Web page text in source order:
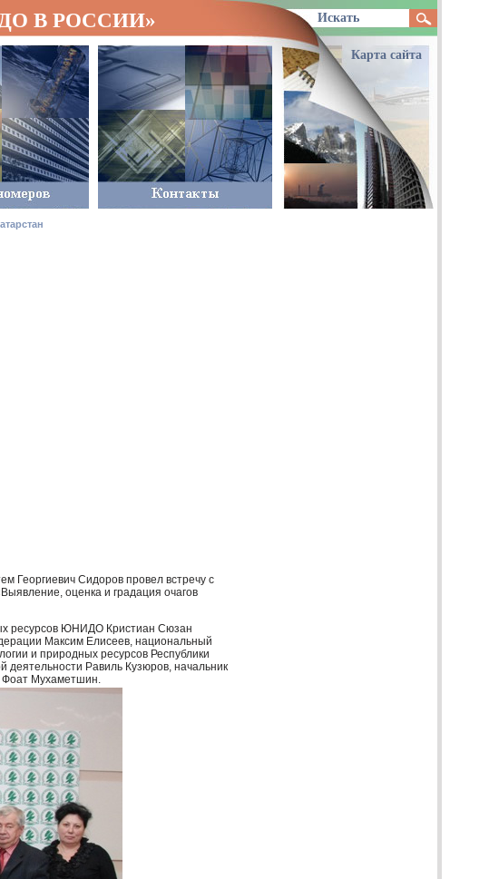
В РОССИИ»
Карта сайта
Георгиевич Сидоров провел встречу с
оценка и градация очагов
ресурсов ЮНИДО Кристиан Сюзан
Максим Елисеев, национальный
и природных ресурсов Республики
деятельности Равиль Кузюров, начальник
Фоат Мухаметшин.